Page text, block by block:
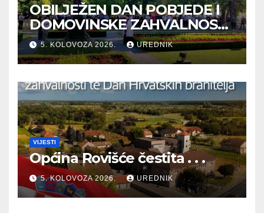
OBILJEŽEN DAN POBJEDE I
DOMOVINSKE ZAHVALNOSTI
TE DAN HRVATSKIH
BRANITELJA
5. KOLOVOZA 2026. UREDNIK
VIJESTI
Općina Rovišće čestita . . .
5. KOLOVOZA 2026. UREDNIK